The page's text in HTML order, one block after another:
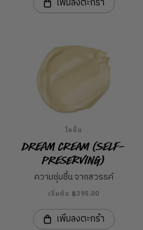
โลชั่น
Dream Cream (Self-
Preserving)
ความชุ่มชื้น จากสวรรค์
เริ่มต้น ฿395.00
เพิ่มลงตะกร้า